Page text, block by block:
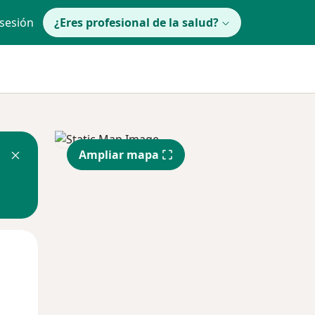
¿Eres profesional de la salud?
Ampliar mapa